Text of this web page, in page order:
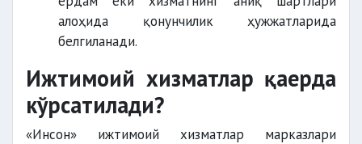
алоҳида қонунчилик ҳужжатларида
белгиланади.
Ижтимоий хизматлар қаерда
кўрсатилади?
«Инсон» ижтимоий хизматлар марказлари